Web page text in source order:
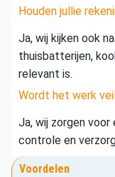
Houden jullie
Ja, wij kijken ook
thuisbatterijen,
relevant is.
Wordt het werk
Ja, wij zorgen voor
controle en
Voordelen